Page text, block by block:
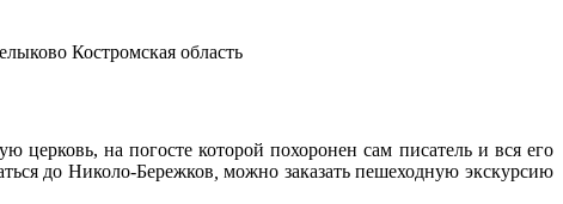
на погосте которой похоронен сам писатель и вся его
до Николо-Бережков ,можно заказать пешеходную экскурсию